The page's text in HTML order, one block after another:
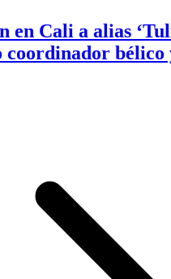
en Cali a alias
coordinador